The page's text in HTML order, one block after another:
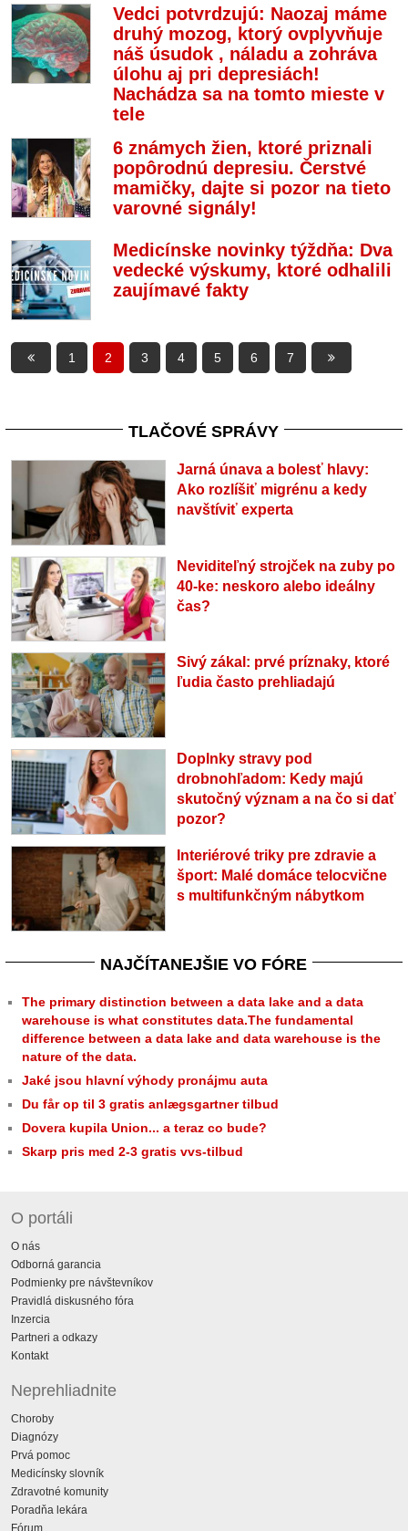
Vedci potvrdzujú: Naozaj máme
druhý mozog, ktorý ovplyvňuje
náš úsudok , náladu a zohráva
úlohu aj pri depresiách!
Nachádza sa na tomto mieste v
tele
6 známych žien, ktoré priznali
popôrodnú depresiu. Čerstvé
mamičky, dajte si pozor na tieto
varovné signály!
Medicínske novinky týždňa: Dva
vedecké výskumy, ktoré odhalili
zaujímavé fakty
1 2 3 4 5 6 7
TLAČOVÉ SPRÁVY
Jarná únava a bolesť hlavy:
Ako rozlíšiť migrénu a kedy
navštíviť experta
Neviditeľný strojček na zuby po
40-ke: neskoro alebo ideálny
čas?
Sivý zákal: prvé príznaky, ktoré
ľudia často prehliadajú
Doplnky stravy pod
drobnohľadom: Kedy majú
skutočný význam a na čo si dať
pozor?
Interiérové triky pre zdravie a
šport: Malé domáce telocvične
s multifunkčným nábytkom
NAJČÍTANEJŠIE VO FÓRE
The primary distinction between a data lake and a data
warehouse is what constitutes data.The fundamental
difference between a data lake and data warehouse is the
nature of the data.
Jaké jsou hlavní výhody pronájmu auta
Du får op til 3 gratis anlægsgartner tilbud
Dovera kupila Union... a teraz co bude?
Skarp pris med 2-3 gratis vvs-tilbud
O portáli
O nás
Odborná garancia
Podmienky pre návštevníkov
Pravidlá diskusného fóra
Inzercia
Partneri a odkazy
Kontakt
Neprehliadnite
Choroby
Diagnózy
Prvá pomoc
Medicínsky slovník
Zdravotné komunity
Poradňa lekára
Fórum